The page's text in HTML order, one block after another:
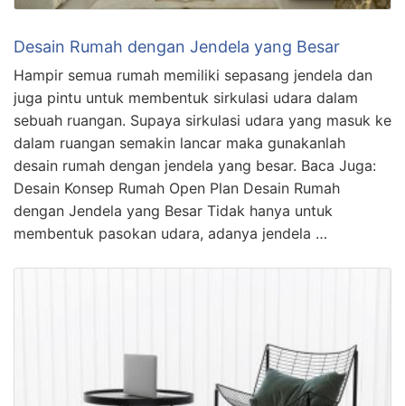
Desain Rumah dengan Jendela yang Besar
Hampir semua rumah memiliki sepasang jendela dan
juga pintu untuk membentuk sirkulasi udara dalam
sebuah ruangan. Supaya sirkulasi udara yang masuk ke
dalam ruangan semakin lancar maka gunakanlah
desain rumah dengan jendela yang besar. Baca Juga:
Desain Konsep Rumah Open Plan Desain Rumah
dengan Jendela yang Besar Tidak hanya untuk
membentuk pasokan udara, adanya jendela …